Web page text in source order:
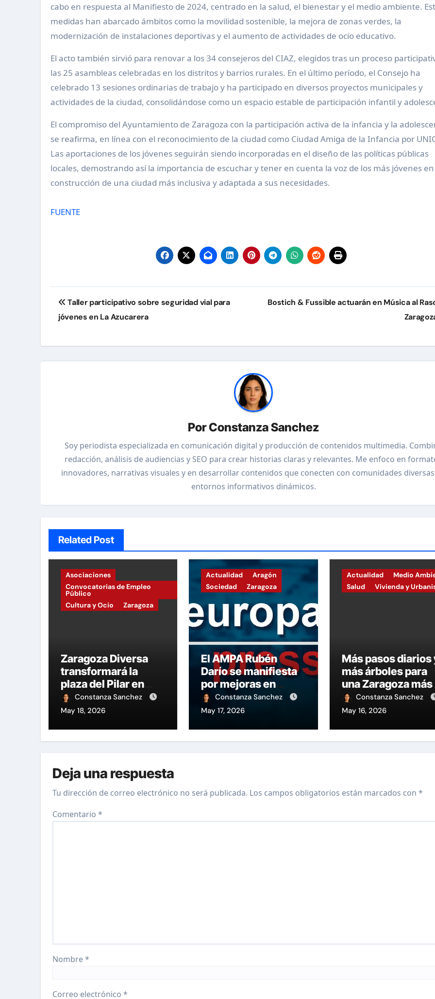
cabo en respuesta al Manifiesto de 2024, centrado en la salud, el bienestar y el medio ambiente.
medidas han abarcado ámbitos como la movilidad sostenible, la mejora de zonas verdes, la
modernización de instalaciones deportivas y el aumento de actividades de ocio educativo.
El acto también sirvió para renovar a los 34 consejeros del CIAZ, elegidos tras un proceso
las 25 asambleas celebradas en los distritos y barrios rurales. En el último período, el Consejo ha
celebrado 13 sesiones ordinarias de trabajo y ha participado en diversos proyectos municipales y
actividades de la ciudad, consolidándose como un espacio estable de participación infantil y
El compromiso del Ayuntamiento de Zaragoza con la participación activa de la infancia y la
se reafirma, en línea con el reconocimiento de la ciudad como Ciudad Amiga de la Infancia por
Las aportaciones de los jóvenes seguirán siendo incorporadas en el diseño de las políticas públicas
locales, demostrando así la importancia de escuchar y tener en cuenta la voz de los más jóvenes en
construcción de una ciudad más inclusiva y adaptada a sus necesidades.
FUENTE
Navegación
de
Taller participativo sobre seguridad vial para
jóvenes en La Azucarera
Bostich & Fussible actuarán en Música al
PorConstanza Sanchez
Soy periodista especializada en comunicación digital y producción de contenidos multimedia.
redacción, análisis de audiencias y SEO para crear historias claras y relevantes. Me enfoco en
innovadores, narrativas visuales y en desarrollar contenidos que conecten con comunidades
entornos informativos dinámicos.
Related Post
Asociaciones
Convocatorias de Empleo
Público
Cultura y Ocio
Zaragoza
Zaragoza Diversa
transformará la
plaza del Pilar en
punto de encuentro
cultural
Constanza Sanchez
May 18, 2026
Actualidad
Aragón
Sociedad
Zaragoza
El AMPA Rubén
Darío se manifiesta
por mejoras en
educación e inicia
un encierro en apoyo
Constanza Sanchez
May 17, 2026
Actualidad
Medio
Salud
Vivienda y
Más pasos diarios
más árboles para
una Zaragoza más
verde.
Constanza Sanchez
May 16, 2026
Deja una respuesta
Tu dirección de correo electrónico no será publicada. Los campos obligatorios están marcados con *
Comentario *
Nombre*
Correo electrónico *